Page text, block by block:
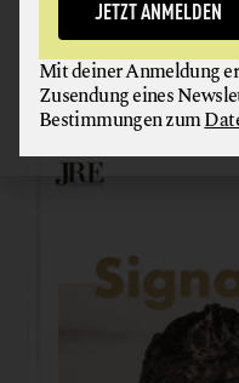
oder Bioland.Wann
JETZT ANMELDEN
Mit deiner Anmeldung
Zusendung eines
Bestimmungen zum